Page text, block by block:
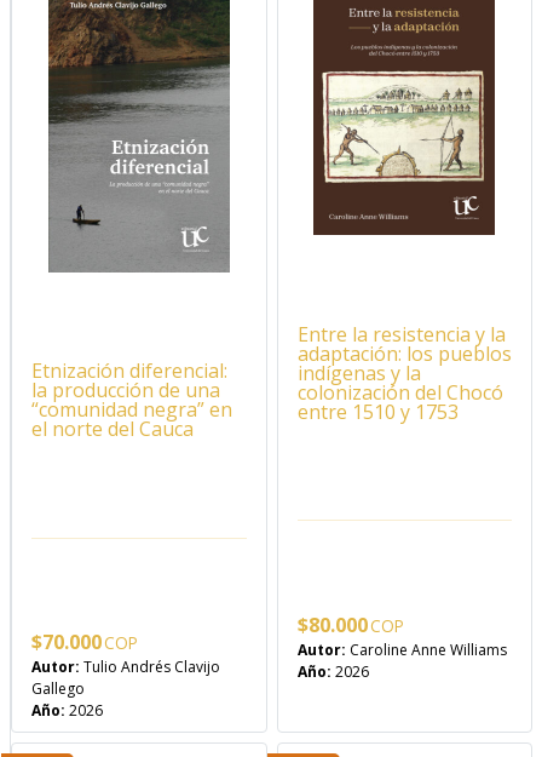
Etnización diferencial:
la producción de una
“comunidad negra” en
el norte del Cauca
$70.000
Autor: Tulio Andrés Clavijo
Gallego
Año: 2026
Entre la resistencia y la
adaptación: los pueblos
indígenas y la
colonización del Chocó
entre 1510 y 1753
$80.000
Autor: Caroline Anne Williams
Año: 2026